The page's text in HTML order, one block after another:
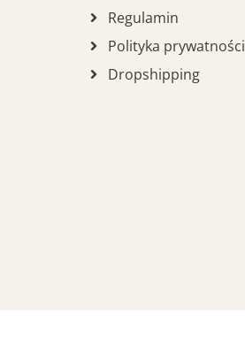
Regulamin
Polityka prywatności
Dropshipping